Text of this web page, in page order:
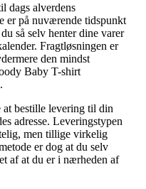
dags alverdens
er på nuværende tidspunkt
så selv henter dine varer
Fragtløsningen er
den mindst
Baby T-shirt
bestille levering til din
adresse. Leveringstypen
men tillige virkelig
er dog at du selv
af at du er i nærheden af